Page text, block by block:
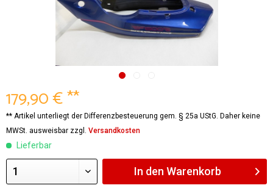
179,90 € **
** Artikel unterliegt der Differenzbesteuerung gem. § 25a UStG. Daher keine
MWSt. ausweisbar zzgl. Versandkosten
Lieferbar
In den Warenkorb